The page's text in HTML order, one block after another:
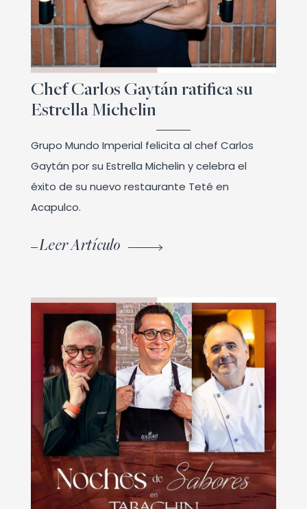
Chef Carlos Gaytán ratifica su
Estrella Michelin
Grupo Mundo Imperial felicita al chef Carlos
Gaytán por su Estrella Michelin y celebra el
éxito de su nuevo restaurante Teté en
Acapulco.
Leer Artículo